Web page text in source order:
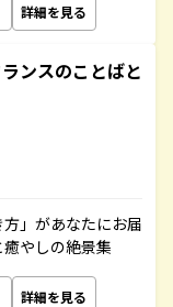
詳細を見る
ンスのことばと
」があなたにお届
やしの絶景集
詳細を見る